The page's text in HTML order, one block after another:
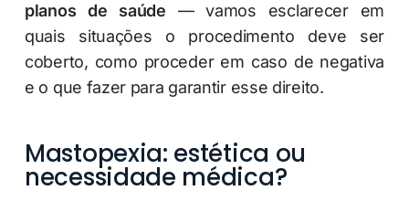
planos de saúde — vamos esclarecer em
quais situações o procedimento deve ser
coberto, como proceder em caso de negativa
e o que fazer para garantir esse direito.
Mastopexia: estética ou
necessidade médica?